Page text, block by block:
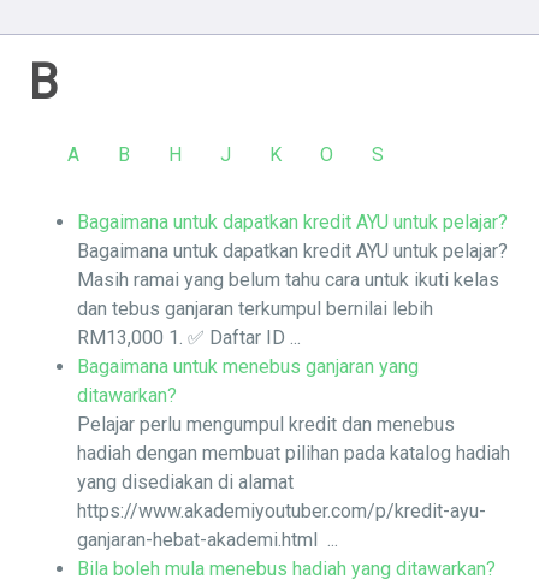
B
A B H J K O S
Bagaimana untuk dapatkan kredit AYU untuk pelajar?
Bagaimana untuk dapatkan kredit AYU untuk pelajar?
Masih ramai yang belum tahu cara untuk ikuti kelas
dan tebus ganjaran terkumpul bernilai lebih
RM13,000 1. ✅ Daftar ID ...
Bagaimana untuk menebus ganjaran yang
ditawarkan?
Pelajar perlu mengumpul kredit dan menebus
hadiah dengan membuat pilihan pada katalog hadiah
yang disediakan di alamat
https://www.akademiyoutuber.com/p/kredit-ayu-
ganjaran-hebat-akademi.html ...
Bila boleh mula menebus hadiah yang ditawarkan?